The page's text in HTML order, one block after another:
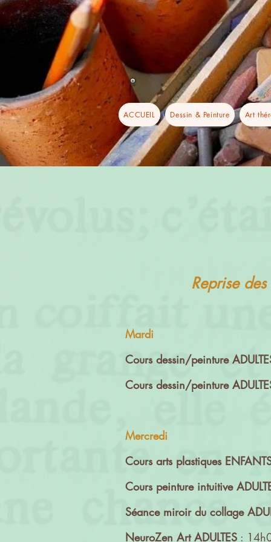
ACCUEIL Dessin & Peinture Art
Reprise
Mardi
Cours dessin/peinture
Cours dessin/peinture
Mercredi
Cours arts plastiques
Cours peinture intuitive
Séance miroir du collage
NeuroZen Art ADULTES :